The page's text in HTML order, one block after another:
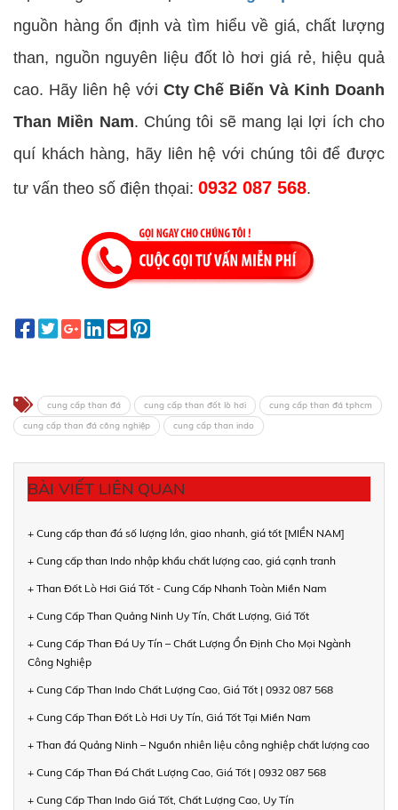
nguồn hàng ổn định và tìm hiểu về giá, chất lượng
than, nguồn nguyên liệu đốt lò hơi giá rẻ, hiệu quả
cao. Hãy liên hệ với Cty Chế Biến Và Kinh Doanh
Than Miền Nam. Chúng tôi sẽ mang lại lợi ích cho
quí khách hàng, hãy liên hệ với chúng tôi để được
tư vấn theo số điện thọai: 0932 087 568.
cung cấp than đá cung cấp than đốt lò hơi
cung cấp than đá tphcm
cung cấp than đá công nghiệp
cung cấp than indo
BÀI VIẾT LIÊN QUAN
+ Cung cấp than đá số lượng lớn, giao nhanh, giá tốt [MIỀN NAM]
+ Cung cấp than Indo nhập khẩu chất lượng cao, giá cạnh tranh
+ Than Đốt Lò Hơi Giá Tốt - Cung Cấp Nhanh Toàn Miền Nam
+ Cung Cấp Than Quảng Ninh Uy Tín, Chất Lượng, Giá Tốt
+ Cung Cấp Than Đá Uy Tín – Chất Lượng Ổn Định Cho Mọi Ngành
Công Nghiệp
+ Cung Cấp Than Indo Chất Lượng Cao, Giá Tốt | 0932 087 568
+ Cung Cấp Than Đốt Lò Hơi Uy Tín, Giá Tốt Tại Miền Nam
+ Than đá Quảng Ninh – Nguồn nhiên liệu công nghiệp chất lượng cao
+ Cung Cấp Than Đá Chất Lượng Cao, Giá Tốt | 0932 087 568
+ Cung Cấp Than Indo Giá Tốt, Chất Lượng Cao, Uy Tín